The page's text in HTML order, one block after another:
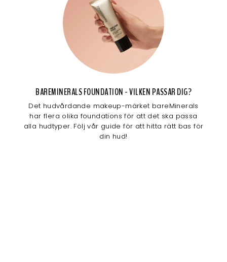
BAREMINERALS FOUNDATION - VILKEN PASSAR DIG?
Det hudvårdande makeup-märket bareMinerals
har flera olika foundations för att det ska passa
alla hudtyper. Följ vår guide för att hitta rätt bas för
din hud!